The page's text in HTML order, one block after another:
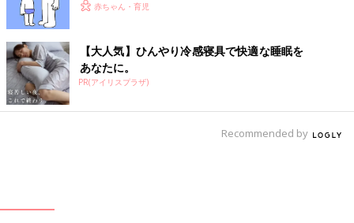
赤ちゃん・育児
【大人気】ひんやり冷感寝具で快適な睡眠を
あなたに。
PR(アイリスプラザ)
Recommended by